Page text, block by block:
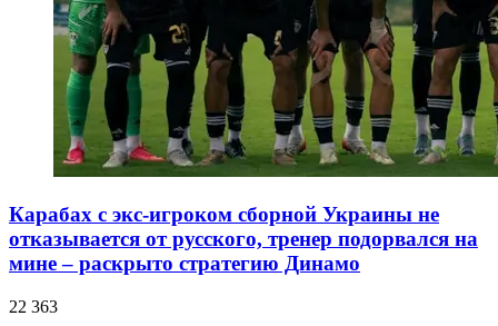
Карабах с экс-игроком сборной Украины не
отказывается от русского, тренер подорвался на
мине – раскрыто стратегию Динамо
22 363